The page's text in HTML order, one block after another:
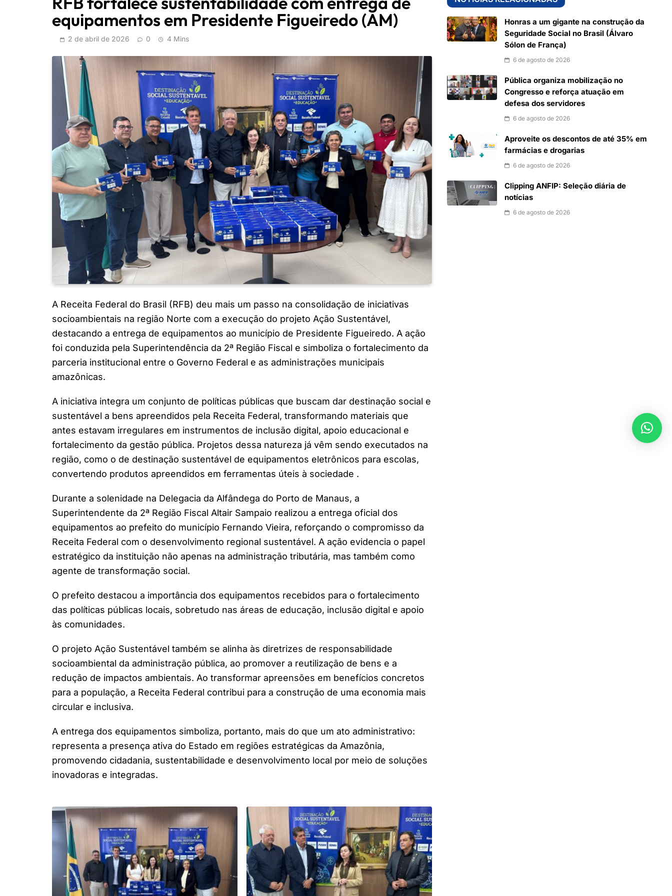
equipamentos em Presidente Figueiredo (AM)
2 de abril de 2026 0 4 Mins
A Receita Federal do Brasil (RFB) deu mais um passo na consolidação de iniciativas
socioambientais na região Norte com a execução do projeto Ação Sustentável,
destacando a entrega de equipamentos ao município de Presidente Figueiredo. A ação
foi conduzida pela Superintendência da 2ª Região Fiscal e simboliza o fortalecimento da
parceria institucional entre o Governo Federal e as administrações municipais
amazônicas.
A iniciativa integra um conjunto de políticas públicas que buscam dar destinação social e
sustentável a bens apreendidos pela Receita Federal, transformando materiais que
antes estavam irregulares em instrumentos de inclusão digital, apoio educacional e
fortalecimento da gestão pública. Projetos dessa natureza já vêm sendo executados na
região, como o de destinação sustentável de equipamentos eletrônicos para escolas,
convertendo produtos apreendidos em ferramentas úteis à sociedade .
Durante a solenidade na Delegacia da Alfândega do Porto de Manaus, a
Superintendente da 2ª Região Fiscal Altair Sampaio realizou a entrega oficial dos
equipamentos ao prefeito do município Fernando Vieira, reforçando o compromisso da
Receita Federal com o desenvolvimento regional sustentável. A ação evidencia o papel
estratégico da instituição não apenas na administração tributária, mas também como
agente de transformação social.
O prefeito destacou a importância dos equipamentos recebidos para o fortalecimento
das políticas públicas locais, sobretudo nas áreas de educação, inclusão digital e apoio
às comunidades.
O projeto Ação Sustentável também se alinha às diretrizes de responsabilidade
socioambiental da administração pública, ao promover a reutilização de bens e a
redução de impactos ambientais. Ao transformar apreensões em benefícios concretos
para a população, a Receita Federal contribui para a construção de uma economia mais
circular e inclusiva.
A entrega dos equipamentos simboliza, portanto, mais do que um ato administrativo:
representa a presença ativa do Estado em regiões estratégicas da Amazônia,
promovendo cidadania, sustentabilidade e desenvolvimento local por meio de soluções
inovadoras e integradas.
Honras a um gigante na construção da
Seguridade Social no Brasil (Álvaro
Sólon de França)
6 de agosto de 2026
Pública organiza mobilização no
Congresso e reforça atuação em
defesa dos servidores
6 de agosto de 2026
Aproveite os descontos de até 35% em
farmácias e drogarias
6 de agosto de 2026
Clipping ANFIP: Seleção diária de
notícias
6 de agosto de 2026